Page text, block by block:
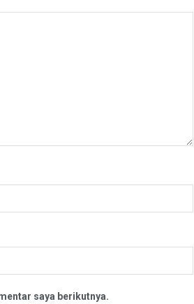
saya berikutnya.